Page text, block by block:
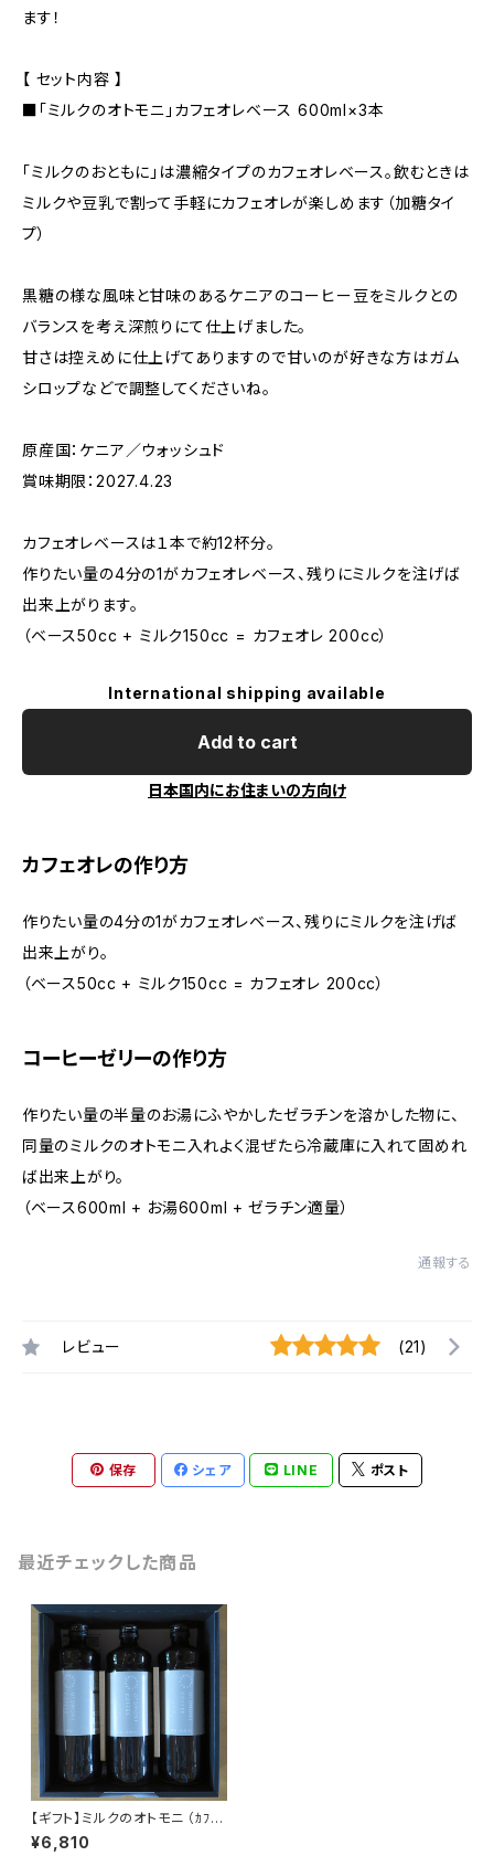
ます！
【 セット内容 】
■「ミルクのオトモニ」カフェオレベース 600ml×3本
「ミルクのおともに」は濃縮タイプのカフェオレベース。飲むときは
ミルクや豆乳で割って手軽にカフェオレが楽しめます（加糖タイ
プ）
黒糖の様な風味と甘味のあるケニアのコーヒー豆をミルクとの
バランスを考え深煎りにて仕上げました。
甘さは控えめに仕上げてありますので甘いのが好きな方はガム
シロップなどで調整してくださいね。
原産国：ケニア／ウォッシュド
賞味期限：2027.4.23
カフェオレベースは１本で約12杯分。
作りたい量の4分の1がカフェオレベース、残りにミルクを注げば
出来上がります。
（ベース50cc + ミルク150cc = カフェオレ 200cc）
International shipping available
Add to cart
日本国内にお住まいの方向け
カフェオレの作り方
作りたい量の4分の1がカフェオレベース、残りにミルクを注げば
出来上がり。
（ベース50cc + ミルク150cc = カフェオレ 200cc）
コーヒーゼリーの作り方
作りたい量の半量のお湯にふやかしたゼラチンを溶かした物に、
同量のミルクのオトモニ入れよく混ぜたら冷蔵庫に入れて固めれ
ば出来上がり。
（ベース600ml + お湯600ml + ゼラチン適量）
通報する
レビュー (21)
保存 シェア LINE ポスト
最近チェックした商品
【ギフト】ミルクのオトモニ （ｶﾌｪｵ
ﾚﾍﾞｰｽ）600ml×3
¥6,810